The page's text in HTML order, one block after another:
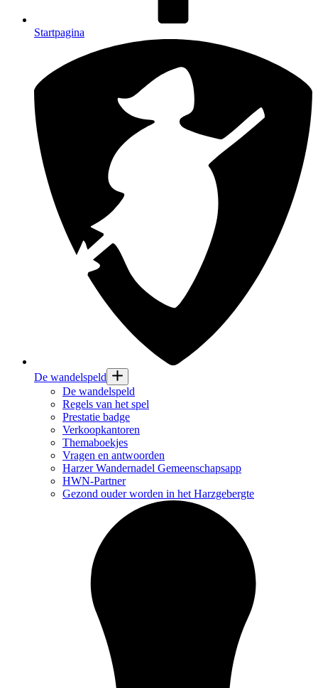
Startpagina
De wandelspeld
De wandelspeld
Regels van het spel
Prestatie badge
Verkoopkantoren
Themaboekjes
Vragen en antwoorden
Harzer Wandernadel Gemeenschapsapp
HWN-Partner
Gezond ouder worden in het Harzgebergte